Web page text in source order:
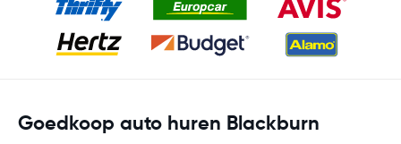
Goedkoop auto huren Blackburn